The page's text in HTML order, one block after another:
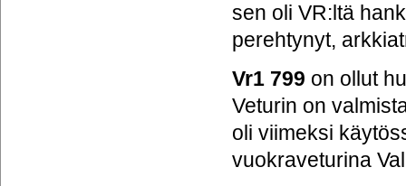
sen oli VR:ltä
perehtynyt,
Vr1 799 on ollut
Veturin on
oli viimeksi
vuokraveturina